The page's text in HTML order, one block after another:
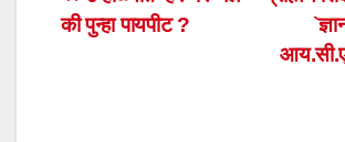
A b
navigation
की पुन्हा पायपीट ?